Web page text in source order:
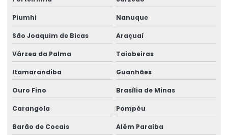
Reforma de ponte rolante em am
Reforma de ponte rolante em pr
Reforma de ponte rolante em rs
Reforma de ponte rolante em sc
Reforma de ponte rolante em sp
Reforma de talha elétrica
Piumhi Nanuque
São Joaquim de Bicas Araçuaí
Várzea da Palma Taiobeiras
Itamarandiba Guanhães
Ouro Fino Brasília de Minas
Carangola Pompéu
Barão de Cocais Além Paraíba